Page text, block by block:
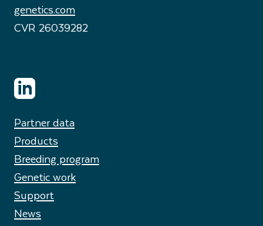
genetics.com
CVR 26039282
Partner data
Products
Breeding program
Genetic work
Support
News